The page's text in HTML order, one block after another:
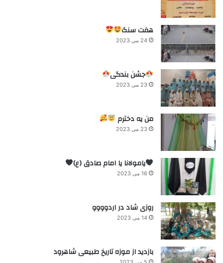
هفت سنگ
24 می 2023
جشن بندگی
23 می 2023
من یه دخترم
23 می 2023
یامولانا یا امام صادق (ع)
16 می 2023
روزی شاد در اردوووو
14 می 2023
بازدید از موزه تاریخ طبیعی شاهرود